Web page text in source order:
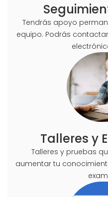
Tendrás apoyo
equipo. Podrás
Talleres y
Talleres y pruebas
aumentar tu